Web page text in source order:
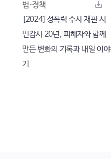
법·정책
[2024] 성폭력 수사 재판 시
민감시 20년, 피해자와 함께
만든 변화의 기록과 내일 이야
기